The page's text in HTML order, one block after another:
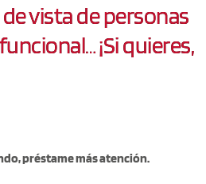
vista de personas
¡Si quieres,
préstame más atención.